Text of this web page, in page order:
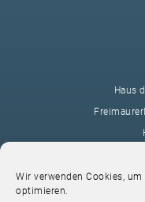
Wir verwenden Cookies,
optimieren.
Haus